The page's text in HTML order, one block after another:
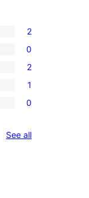
2
0
2
1
0
See allreviews